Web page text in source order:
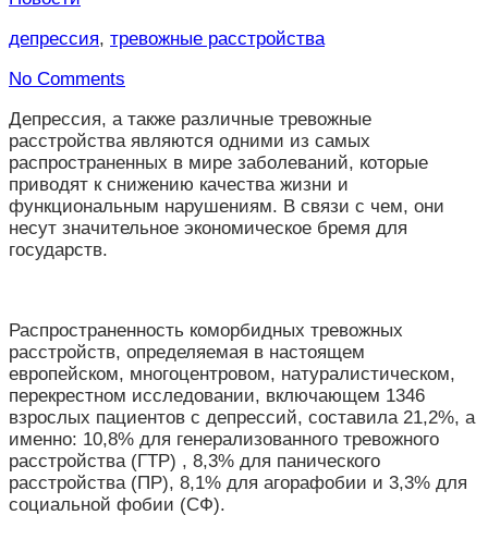
депрессия, тревожные расстройства
No Comments
Депрессия, а также различные тревожные
расстройства являются одними из самых
распространенных в мире заболеваний, которые
приводят к снижению качества жизни и
функциональным нарушениям. В связи с чем, они
несут значительное экономическое бремя для
государств.
Распространенность коморбидных тревожных
расстройств, определяемая в настоящем
европейском, многоцентровом, натуралистическом,
перекрестном исследовании, включающем 1346
взрослых пациентов с депрессий, составила 21,2%, а
именно: 10,8% для генерализованного тревожного
расстройства (ГТР) , 8,3% для панического
расстройства (ПР), 8,1% для агорафобии и 3,3% для
социальной фобии (СФ).